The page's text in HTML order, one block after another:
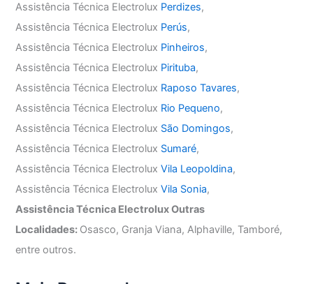
Assistência Técnica Electrolux Perdizes,
Assistência Técnica Electrolux Perús,
Assistência Técnica Electrolux Pinheiros,
Assistência Técnica Electrolux Pirituba,
Assistência Técnica Electrolux Raposo Tavares,
Assistência Técnica Electrolux Rio Pequeno,
Assistência Técnica Electrolux São Domingos,
Assistência Técnica Electrolux Sumaré,
Assistência Técnica ElectroluxVila Leopoldina,
Assistência Técnica ElectroluxVila Sonia,
Assistência Técnica Electrolux Outras
Localidades: Osasco, Granja Viana, Alphaville, Tamboré,
entre outros.